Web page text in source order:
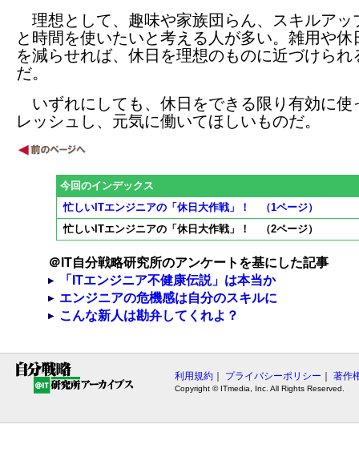
理想として、趣味や家族団らん、スキルアッ
と時間を使いたいと考える人が多い。雑用や休
を減らせれば、休日を理想のものに近づけられ
だ。
いずれにしても、休日をできる限り有効に使
レッシュし、元気に働いてほしいものだ。
今回のインデックス
忙しいITエンジニアの「休日大作戦」！ （1ページ）
忙しいITエンジニアの「休日大作戦」！ （2ページ）
＠IT自分戦略研究所のアンケートを基にした記事
「ITエンジニア不健康伝説」は本当か
エンジニアの危機感は自分のスキルに
こんな新人は勘弁してくれよ？
利用規約 プライバシーポリシー 著作
Copyright © ITmedia, Inc. All Rights Reserved.